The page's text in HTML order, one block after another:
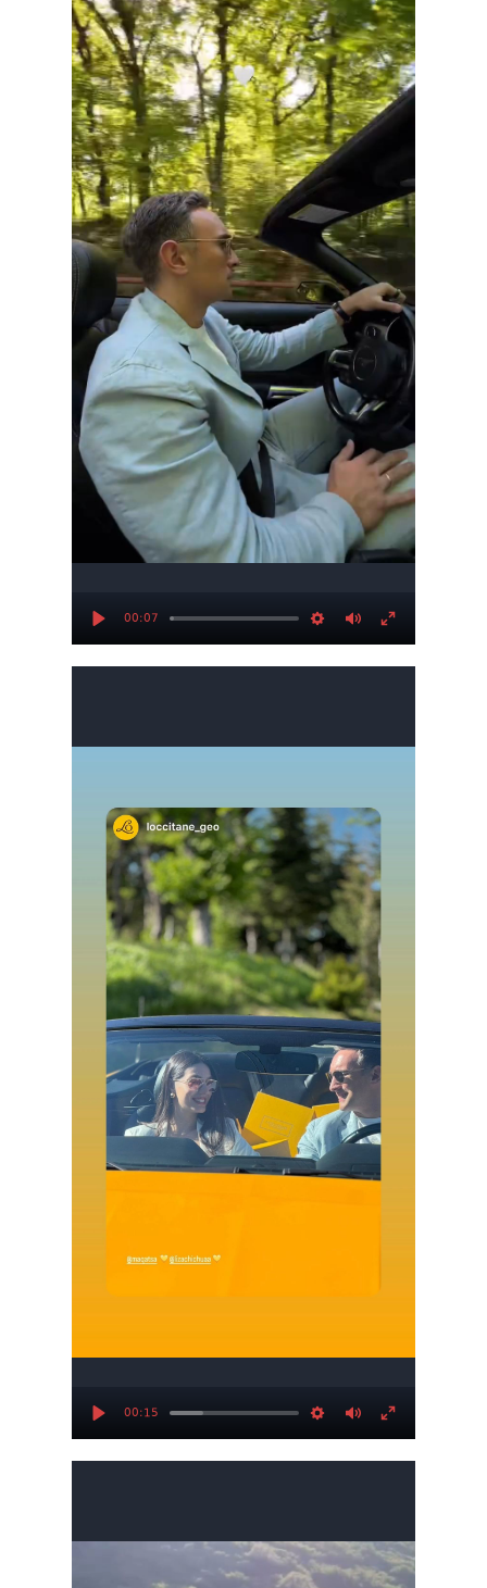
Play
00:07
Settings
MuteEnter
Play
00:15
Settings
MuteEnter